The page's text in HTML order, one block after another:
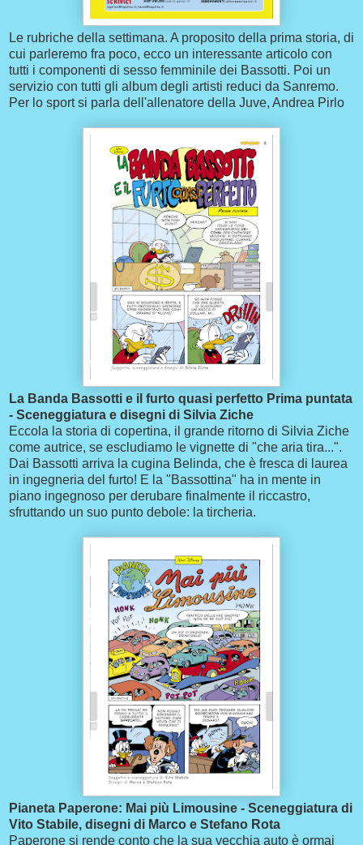
Le rubriche della settimana. A proposito della prima storia, di
cui parleremo fra poco, ecco un interessante articolo con
tutti i componenti di sesso femminile dei Bassotti. Poi un
servizio con tutti gli album degli artisti reduci da Sanremo.
Per lo sport si parla dell'allenatore della Juve, Andrea Pirlo
La Banda Bassotti e il furto quasi perfetto Prima puntata
- Sceneggiatura e disegni di Silvia Ziche
Eccola la storia di copertina, il grande ritorno di Silvia Ziche
come autrice, se escludiamo le vignette di "che aria tira...".
Dai Bassotti arriva la cugina Belinda, che è fresca di laurea
in ingegneria del furto! E la "Bassottina" ha in mente in
piano ingegnoso per derubare finalmente il riccastro,
sfruttando un suo punto debole: la tircheria.
Pianeta Paperone: Mai più Limousine - Sceneggiatura di
Vito Stabile, disegni di Marco e Stefano Rota
Paperone si rende conto che la sua vecchia auto è ormai